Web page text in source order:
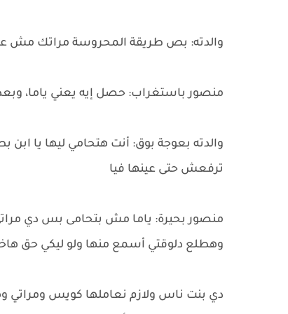
والدته: بص طريقة المحروسة مراتك مش
منصور باستغراب: حصل إيه يعني ياما،
والدته بعوجة بوق: أنت هتحامي ليها يا
ترفعش حتى عينها فيا
منصور بحيرة: ياما مش بتحامى بس دي
وهطلع دلوقتي أسمع منها ولو ليكي حق
دي بنت ناس ولازم نعاملها كويس ومراتي